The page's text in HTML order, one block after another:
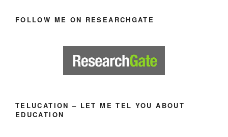
FOLLOW ME ON RESEARCHGATE
TELUCATION – LET ME TEL YOU ABOUT
EDUCATION